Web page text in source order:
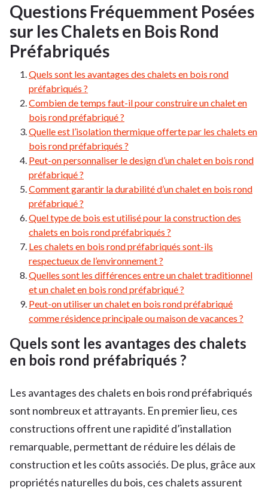
Questions Fréquemment Posées
sur les Chalets en Bois Rond
Préfabriqués
Quels sont les avantages des chalets en bois rond
préfabriqués ?
Combien de temps faut-il pour construire un chalet en
bois rond préfabriqué ?
Quelle est l’isolation thermique offerte par les chalets en
bois rond préfabriqués ?
Peut-on personnaliser le design d’un chalet en bois rond
préfabriqué ?
Comment garantir la durabilité d’un chalet en bois rond
préfabriqué ?
Quel type de bois est utilisé pour la construction des
chalets en bois rond préfabriqués ?
Les chalets en bois rond préfabriqués sont-ils
respectueux de l’environnement ?
Quelles sont les différences entre un chalet traditionnel
et un chalet en bois rond préfabriqué ?
Peut-on utiliser un chalet en bois rond préfabriqué
comme résidence principale ou maison de vacances ?
Quels sont les avantages des chalets
en bois rond préfabriqués ?
Les avantages des chalets en bois rond préfabriqués
sont nombreux et attrayants. En premier lieu, ces
constructions offrent une rapidité d’installation
remarquable, permettant de réduire les délais de
construction et les coûts associés. De plus, grâce aux
propriétés naturelles du bois, ces chalets assurent